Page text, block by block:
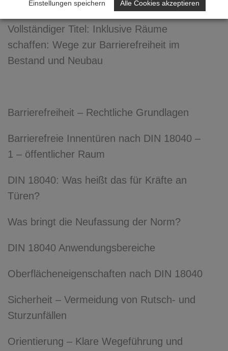
Wege zur Barrierefreiheit
Vollständiger Titel: Inklusive Räume
schaffen: Wege zur Barrierefreiheit im
Bestand und Neubau
Barrierefreiheit – Rechtliche Grundlagen
Barrierefreie Innentüren nach DIN 18040 –
1 – öffentlicher Raum
DIN 18040: Was heißt das für Kräfte an
Türen?
Was bringt die Neufassung der Norm?
DIN 18040 Anwendungsbereiche
Oberflächeneigenschaften nach DIN 18040
Sicherheit – Vermeidung von Rutsch- und
Sturzunfällen​
Orientierung – Klare Wegeführung und
Einstellungen speichern Alle Cookies akzeptieren